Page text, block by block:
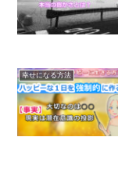
幸せになる方法